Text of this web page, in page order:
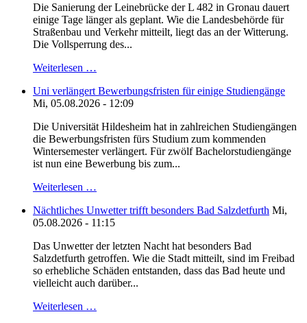
Die Sanierung der Leinebrücke der L 482 in Gronau dauert
einige Tage länger als geplant. Wie die Landesbehörde für
Straßenbau und Verkehr mitteilt, liegt das an der Witterung.
Die Vollsperrung des...
Weiterlesen …
Uni verlängert Bewerbungsfristen für einige Studiengänge
Mi, 05.08.2026 - 12:09
Die Universität Hildesheim hat in zahlreichen Studiengängen
die Bewerbungsfristen fürs Studium zum kommenden
Wintersemester verlängert. Für zwölf Bachelorstudiengänge
ist nun eine Bewerbung bis zum...
Weiterlesen …
Nächtliches Unwetter trifft besonders Bad Salzdetfurth Mi,
05.08.2026 - 11:15
Das Unwetter der letzten Nacht hat besonders Bad
Salzdetfurth getroffen. Wie die Stadt mitteilt, sind im Freibad
so erhebliche Schäden entstanden, dass das Bad heute und
vielleicht auch darüber...
Weiterlesen …